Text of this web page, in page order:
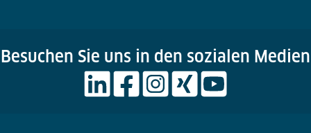
Besuchen Sie uns in den sozialen Medien